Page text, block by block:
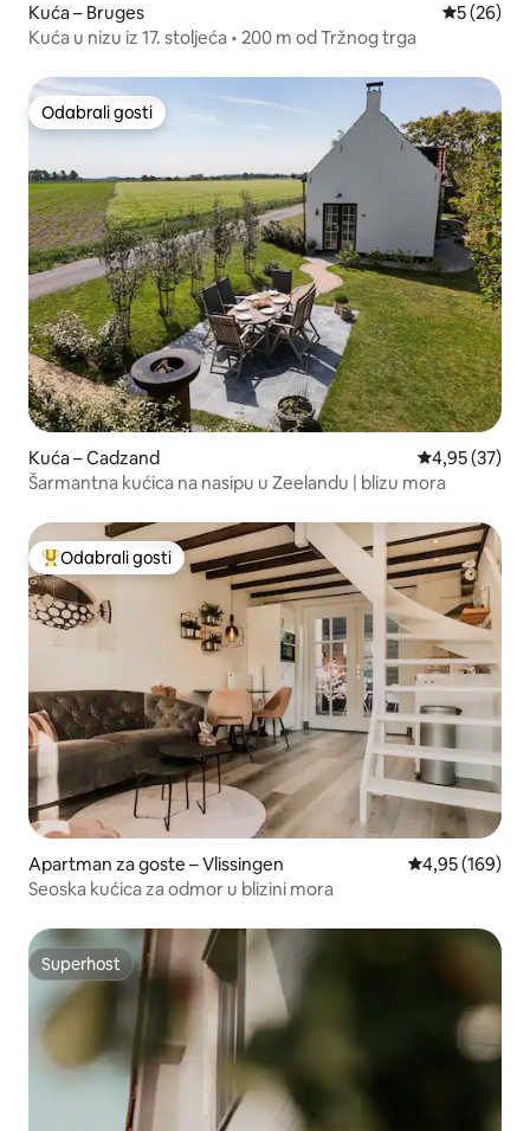
Kuća – Bruges Prosječna
5 (26)
Kuća u nizu iz 17. stoljeća • 200 m od Tržnog trga
Odabrali gosti
Odabrali gosti
Kuća – Cadzand Prosječna
4,95 (37)
Šarmantna kućica na nasipu u Zeelandu | blizu mora
Među najviše rangiranima s oznakom „Odabrali gosti”
Odabrali gosti
Apartman za goste – Vlissingen Prosječna
4,95 (169)
Seoska kućica za odmor u blizini mora
Superhost
Superhost